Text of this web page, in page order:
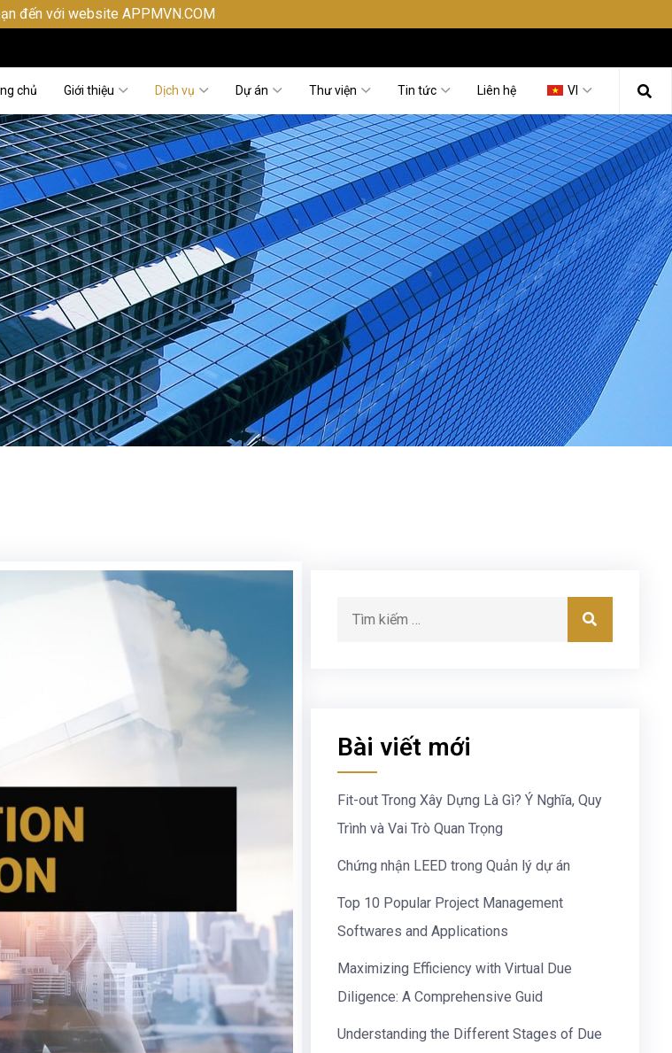
chủ Giới thiệu Dịch vụ Dự án Thư viện Tin tức Liên hệ VI
Bài viết mới
Fit-out Trong Xây Dựng Là Gì? Ý Nghĩa, Quy
Trình và Vai Trò Quan Trọng
Chứng nhận LEED trong Quản lý dự án
Top 10 Popular Project Management
Softwares and Applications
Maximizing Efficiency with Virtual Due
Diligence: A Comprehensive Guid
Understanding the Different Stages of Due